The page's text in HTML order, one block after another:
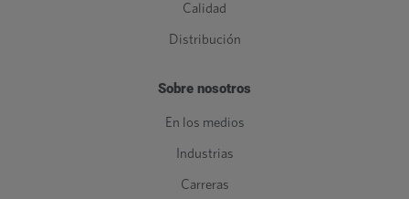
Calidad
Distribución
Sobre nosotros
En los medios
Industrias
Carreras